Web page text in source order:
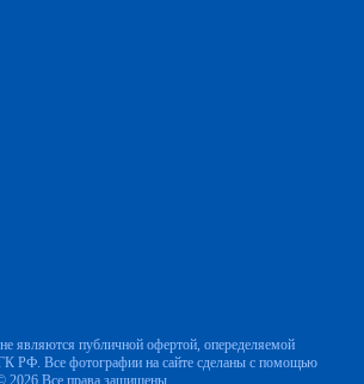
являются публичной офертой, опеределяемой
РФ. Все фотографии на сайте сделаны с помощью